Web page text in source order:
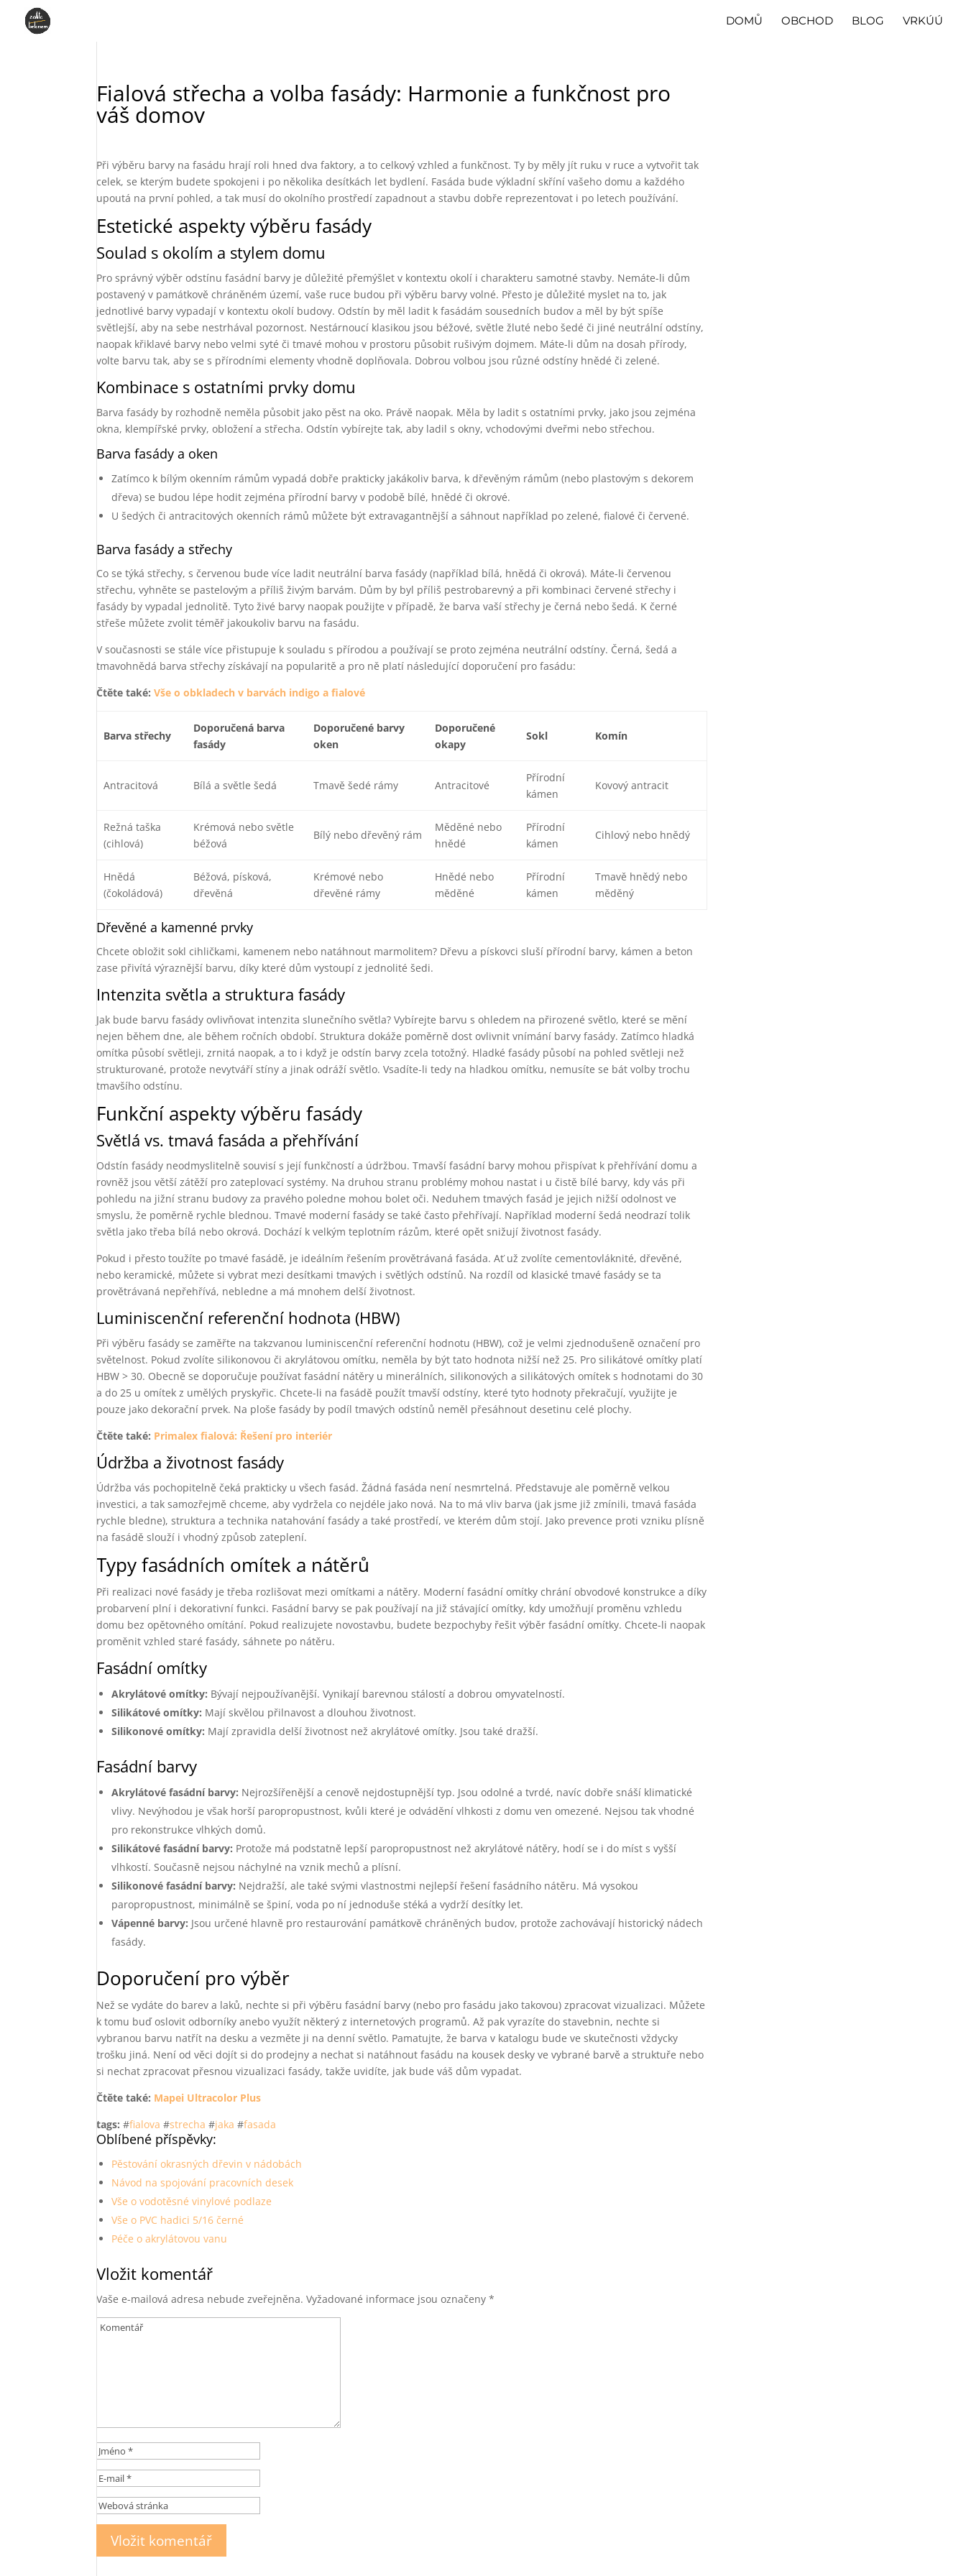
DOMŮ OBCHOD BLOG VRKÚÚ
Fialová střecha a volba fasády: Harmonie a funkčnost pro
váš domov
Při výběru barvy na fasádu hrají roli hned dva faktory, a to celkový vzhled a funkčnost. Ty by měly jít ruku v ruce a vytvořit tak
celek, se kterým budete spokojeni i po několika desítkách let bydlení. Fasáda bude výkladní skříní vašeho domu a každého
upoutá na první pohled, a tak musí do okolního prostředí zapadnout a stavbu dobře reprezentovat i po letech používání.
Estetické aspekty výběru fasády
Soulad s okolím a stylem domu
Pro správný výběr odstínu fasádní barvy je důležité přemýšlet v kontextu okolí i charakteru samotné stavby. Nemáte-li dům
postavený v památkově chráněném území, vaše ruce budou při výběru barvy volné. Přesto je důležité myslet na to, jak
jednotlivé barvy vypadají v kontextu okolí budovy. Odstín by měl ladit k fasádám sousedních budov a měl by být spíše
světlejší, aby na sebe nestrhával pozornost. Nestárnoucí klasikou jsou béžové, světle žluté nebo šedé či jiné neutrální odstíny,
naopak křiklavé barvy nebo velmi syté či tmavé mohou v prostoru působit rušivým dojmem. Máte-li dům na dosah přírody,
volte barvu tak, aby se s přírodními elementy vhodně doplňovala. Dobrou volbou jsou různé odstíny hnědé či zelené.
Kombinace s ostatními prvky domu
Barva fasády by rozhodně neměla působit jako pěst na oko. Právě naopak. Měla by ladit s ostatními prvky, jako jsou zejména
okna, klempířské prvky, obložení a střecha. Odstín vybírejte tak, aby ladil s okny, vchodovými dveřmi nebo střechou.
Barva fasády a oken
Zatímco k bílým okenním rámům vypadá dobře prakticky jakákoliv barva, k dřevěným rámům (nebo plastovým s dekorem
dřeva) se budou lépe hodit zejména přírodní barvy v podobě bílé, hnědé či okrové.
U šedých či antracitových okenních rámů můžete být extravagantnější a sáhnout například po zelené, fialové či červené.
Barva fasády a střechy
Co se týká střechy, s červenou bude více ladit neutrální barva fasády (například bílá, hnědá či okrová). Máte-li červenou
střechu, vyhněte se pastelovým a příliš živým barvám. Dům by byl příliš pestrobarevný a při kombinaci červené střechy i
fasády by vypadal jednolitě. Tyto živé barvy naopak použijte v případě, že barva vaší střechy je černá nebo šedá. K černé
střeše můžete zvolit téměř jakoukoliv barvu na fasádu.
V současnosti se stále více přistupuje k souladu s přírodou a používají se proto zejména neutrální odstíny. Černá, šedá a
tmavohnědá barva střechy získávají na popularitě a pro ně platí následující doporučení pro fasádu:
Čtěte také:Vše o obkladech v barvách indigo a fialové
Barva střechy
Doporučená barva
fasády
Doporučené barvy
oken
Doporučené
okapy
Sokl Komín
Antracitová Bílá a světle šedá Tmavě šedé rámy Antracitové
Přírodní
kámen
Kovový antracit
Režná taška
(cihlová)
Krémová nebo světle
béžová
Bílý nebo dřevěný rám
Měděné nebo
hnědé
Přírodní
kámen
Cihlový nebo hnědý
Hnědá
(čokoládová)
Béžová, písková,
dřevěná
Krémové nebo
dřevěné rámy
Hnědé nebo
měděné
Přírodní
kámen
Tmavě hnědý nebo
měděný
Dřevěné a kamenné prvky
Chcete obložit sokl cihličkami, kamenem nebo natáhnout marmolitem? Dřevu a pískovci sluší přírodní barvy, kámen a beton
zase přivítá výraznější barvu, díky které dům vystoupí z jednolité šedi.
Intenzita světla a struktura fasády
Jak bude barvu fasády ovlivňovat intenzita slunečního světla? Vybírejte barvu s ohledem na přirozené světlo, které se mění
nejen během dne, ale během ročních období. Struktura dokáže poměrně dost ovlivnit vnímání barvy fasády. Zatímco hladká
omítka působí světleji, zrnitá naopak, a to i když je odstín barvy zcela totožný. Hladké fasády působí na pohled světleji než
strukturované, protože nevytváří stíny a jinak odráží světlo. Vsadíte-li tedy na hladkou omítku, nemusíte se bát volby trochu
tmavšího odstínu.
Funkční aspekty výběru fasády
Světlá vs. tmavá fasáda a přehřívání
Odstín fasády neodmyslitelně souvisí s její funkčností a údržbou. Tmavší fasádní barvy mohou přispívat k přehřívání domu a
rovněž jsou větší zátěží pro zateplovací systémy. Na druhou stranu problémy mohou nastat i u čistě bílé barvy, kdy vás při
pohledu na jižní stranu budovy za pravého poledne mohou bolet oči. Neduhem tmavých fasád je jejich nižší odolnost ve
smyslu, že poměrně rychle blednou. Tmavé moderní fasády se také často přehřívají. Například moderní šedá neodrazí tolik
světla jako třeba bílá nebo okrová. Dochází k velkým teplotním rázům, které opět snižují životnost fasády.
Pokud i přesto toužíte po tmavé fasádě, je ideálním řešením provětrávaná fasáda. Ať už zvolíte cementovláknité, dřevěné,
nebo keramické, můžete si vybrat mezi desítkami tmavých i světlých odstínů. Na rozdíl od klasické tmavé fasády se ta
provětrávaná nepřehřívá, nebledne a má mnohem delší životnost.
Luminiscenční referenční hodnota (HBW)
Při výběru fasády se zaměřte na takzvanou luminiscenční referenční hodnotu (HBW), což je velmi zjednodušeně označení pro
světelnost. Pokud zvolíte silikonovou či akrylátovou omítku, neměla by být tato hodnota nižší než 25. Pro silikátové omítky platí
HBW > 30. Obecně se doporučuje používat fasádní nátěry u minerálních, silikonových a silikátových omítek s hodnotami do 30
a do 25 u omítek z umělých pryskyřic. Chcete-li na fasádě použít tmavší odstíny, které tyto hodnoty překračují, využijte je
pouze jako dekorační prvek. Na ploše fasády by podíl tmavých odstínů neměl přesáhnout desetinu celé plochy.
Čtěte také: Primalex fialová: Řešení pro interiér
Údržba a životnost fasády
Údržba vás pochopitelně čeká prakticky u všech fasád. Žádná fasáda není nesmrtelná. Představuje ale poměrně velkou
investici, a tak samozřejmě chceme, aby vydržela co nejdéle jako nová. Na to má vliv barva (jak jsme již zmínili, tmavá fasáda
rychle bledne), struktura a technika natahování fasády a také prostředí, ve kterém dům stojí. Jako prevence proti vzniku plísně
na fasádě slouží i vhodný způsob zateplení.
Typy fasádních omítek a nátěrů
Při realizaci nové fasády je třeba rozlišovat mezi omítkami a nátěry. Moderní fasádní omítky chrání obvodové konstrukce a díky
probarvení plní i dekorativní funkci. Fasádní barvy se pak používají na již stávající omítky, kdy umožňují proměnu vzhledu
domu bez opětovného omítání. Pokud realizujete novostavbu, budete bezpochyby řešit výběr fasádní omítky. Chcete-li naopak
proměnit vzhled staré fasády, sáhnete po nátěru.
Fasádní omítky
Akrylátové omítky: Bývají nejpoužívanější. Vynikají barevnou stálostí a dobrou omyvatelností.
Silikátové omítky: Mají skvělou přilnavost a dlouhou životnost.
Silikonové omítky: Mají zpravidla delší životnost než akrylátové omítky. Jsou také dražší.
Fasádní barvy
Akrylátové fasádní barvy: Nejrozšířenější a cenově nejdostupnější typ. Jsou odolné a tvrdé, navíc dobře snáší klimatické
vlivy. Nevýhodou je však horší paropropustnost, kvůli které je odvádění vlhkosti z domu ven omezené. Nejsou tak vhodné
pro rekonstrukce vlhkých domů.
Silikátové fasádní barvy: Protože má podstatně lepší paropropustnost než akrylátové nátěry, hodí se i do míst s vyšší
vlhkostí. Současně nejsou náchylné na vznik mechů a plísní.
Silikonové fasádní barvy: Nejdražší, ale také svými vlastnostmi nejlepší řešení fasádního nátěru. Má vysokou
paropropustnost, minimálně se špiní, voda po ní jednoduše stéká a vydrží desítky let.
Vápenné barvy: Jsou určené hlavně pro restaurování památkově chráněných budov, protože zachovávají historický nádech
fasády.
Doporučení pro výběr
Než se vydáte do barev a laků, nechte si při výběru fasádní barvy (nebo pro fasádu jako takovou) zpracovat vizualizaci. Můžete
k tomu buď oslovit odborníky anebo využít některý z internetových programů. Až pak vyrazíte do stavebnin, nechte si
vybranou barvu natřít na desku a vezměte ji na denní světlo. Pamatujte, že barva v katalogu bude ve skutečnosti vždycky
trošku jiná. Není od věci dojít si do prodejny a nechat si natáhnout fasádu na kousek desky ve vybrané barvě a struktuře nebo
si nechat zpracovat přesnou vizualizaci fasády, takže uvidíte, jak bude váš dům vypadat.
Čtěte také: Mapei Ultracolor Plus
tags: #fialova #strecha #jaka #fasada
Oblíbené příspěvky:
Pěstování okrasných dřevin v nádobách
Návod na spojování pracovních desek
Vše o vodotěsné vinylové podlaze
Vše o PVC hadici 5/16 černé
Péče o akrylátovou vanu
Vložit komentář
Vaše e-mailová adresa nebude zveřejněna. Vyžadované informace jsou označeny*